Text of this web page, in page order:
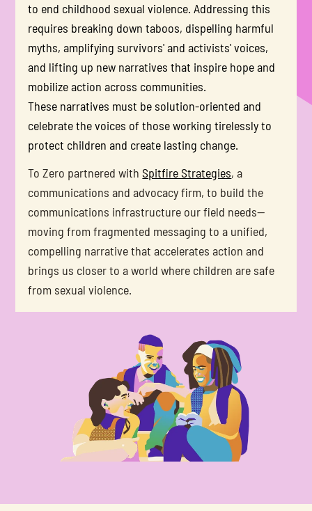
to end childhood sexual violence. Addressing this
requires breaking down taboos, dispelling harmful
myths, amplifying survivors' and activists' voices,
and lifting up new narratives that inspire hope and
mobilize action across communities.
These narratives must be solution-oriented and
celebrate the voices of those working tirelessly to
protect children and create lasting change.
To Zero partnered with Spitfire Strategies, a
communications and advocacy firm, to build the
communications infrastructure our field needs—
moving from fragmented messaging to a unified,
compelling narrative that accelerates action and
brings us closer to a world where children are safe
from sexual violence.